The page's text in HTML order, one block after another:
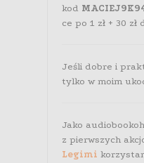
kod
ce po 1 zł + 30
Jeśli dobre i
tylko w moim
Jako
z pierwszych
Legimi